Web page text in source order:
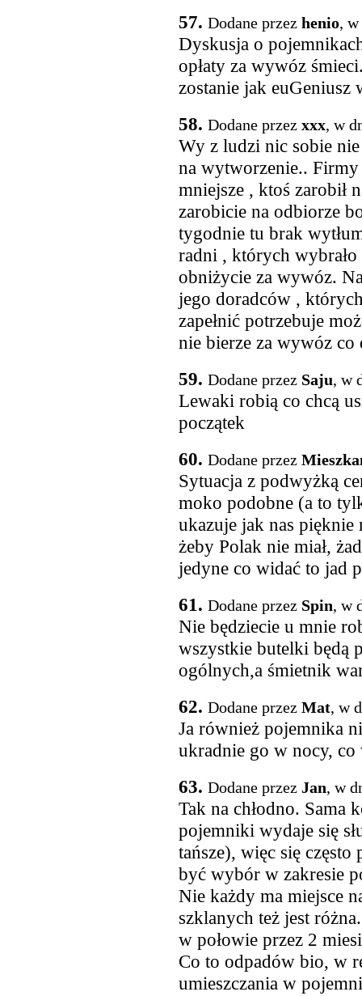
57. Dodane przez henio, w
Dyskusja o
opłaty za wywóz
zostanie jak euGeniusz
58. Dodane przez xxx, w
Wy z ludzi nic sobie
na wytworzenie..
mniejsze , ktoś zarobił
zarobicie na odbiorze
tygodnie tu brak
radni , których wybrało
obniżycie za wywóz.
jego doradców ,
zapełnić potrzebuje
nie bierze za wywóz
59. Dodane przez Saju, w
Lewaki robią co chcą
początek
60. Dodane przez
Sytuacja z podwyżką
moko podobne (a to
ukazuje jak nas pięknie
żeby Polak nie miał,
jedyne co widać to jad
61. Dodane przez Spin, w
Nie będziecie u mnie
wszystkie butelki będą
ogólnych,a śmietnik
62. Dodane przez Mat, w
Ja również pojemnika
ukradnie go w nocy,
63. Dodane przez Jan, w
Tak na chłodno. Sama
pojemniki wydaje się
tańsze), więc się
być wybór w zakresie
Nie każdy ma miejsce
szklanych też jest
w połowie przez 2
Co to odpadów bio, w
umieszczania w